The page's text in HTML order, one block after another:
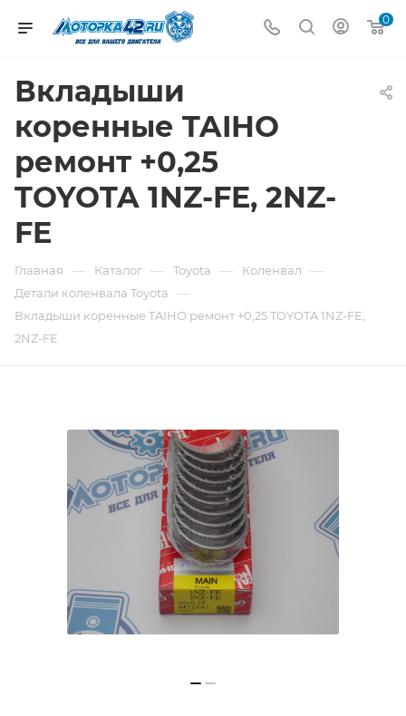
0
Вкладыши
коренные TAIHO
ремонт +0,25
TOYOTA 1NZ-FE, 2NZ-
FE
Главная — Каталог — Toyota — Коленвал —
Детали коленвала Toyota —
Вкладыши коренные TAIHO ремонт +0,25 TOYOTA 1NZ-FE,
2NZ-FE